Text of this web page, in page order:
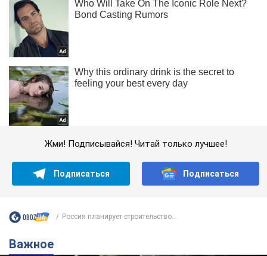
Жми! Подписывайся! Читай только лучшее!
Подписаться Подписаться
Россия планирует строительство...
Важное